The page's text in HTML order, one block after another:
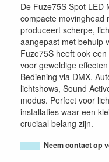
De Fuze75S Spot LED
compacte movinghead
produceert scherpe,
aangepast met behulp
Fuze75S heeft ook
voor geweldige
Bediening via DMX,
lichtshows, Sound
modus. Perfect voor
installaties waar een
cruciaal belang zijn.
Neem contact op